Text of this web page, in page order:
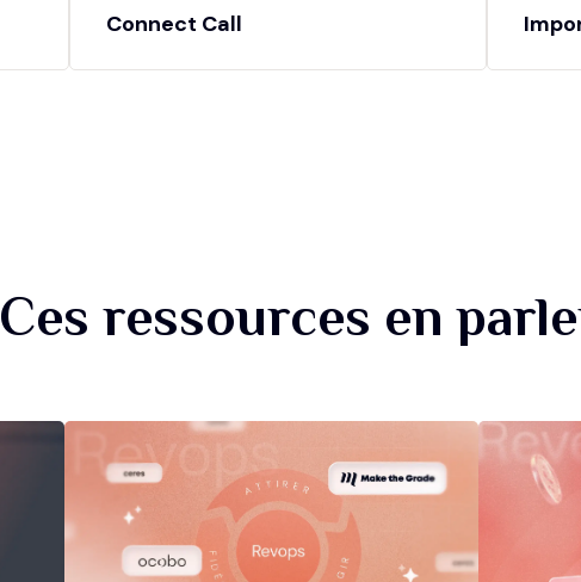
Connect Call
Ces ressources en